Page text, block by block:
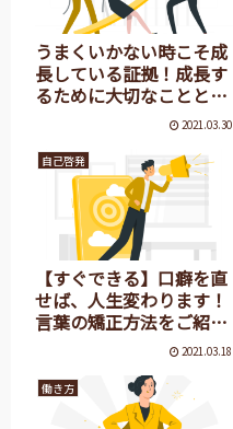
うまくいかない時こそ成
長している証拠！成長す
るために大切なことと
2021.03.30
自己啓発
【すぐできる】口癖を直
せば、人生変わります！
言葉の矯正方法をご紹
2021.03.18
働き方